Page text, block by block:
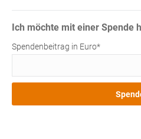
Ich möchte mit einer Spende
Spendenbeitrag in Euro*